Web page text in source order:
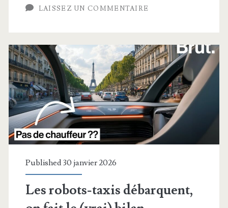
bat
Google
Maps
LAISSEZ UN COMMENTAIRE
Published 30 janvier 2026
Les robots-taxis débarquent,